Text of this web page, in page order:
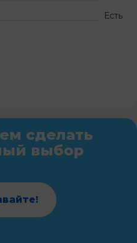
Есть
сделать
выбор